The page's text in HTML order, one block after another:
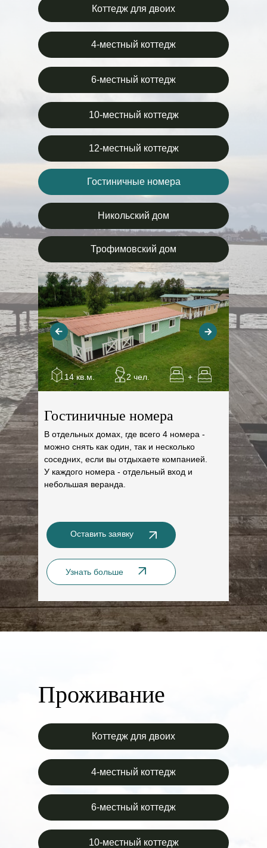
Узнать больше
Гостиничные номера
В отдельных домах, где всего 4 номера -
можно снять как один, так и несколько
соседних, если вы отдыхаете компанией.
У каждого номера - отдельный вход и
небольшая веранда.
Оставить заявку
14 кв.м. 2 чел. +
Коттедж для двоих
4-местный коттедж
6-местный коттедж
10-местный коттедж
12-местный коттедж
Гостиничные номера
Никольский дом
Трофимовский дом
Проживание
Коттедж для двоих
4-местный коттедж
6-местный коттедж
10-местный коттедж